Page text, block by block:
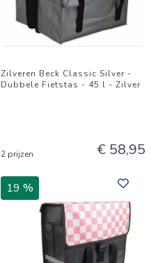
Zilveren Beck Classic Silver -
Dubbele Fietstas - 45 l - Zilver
2 prijzen € 58,95
19 %